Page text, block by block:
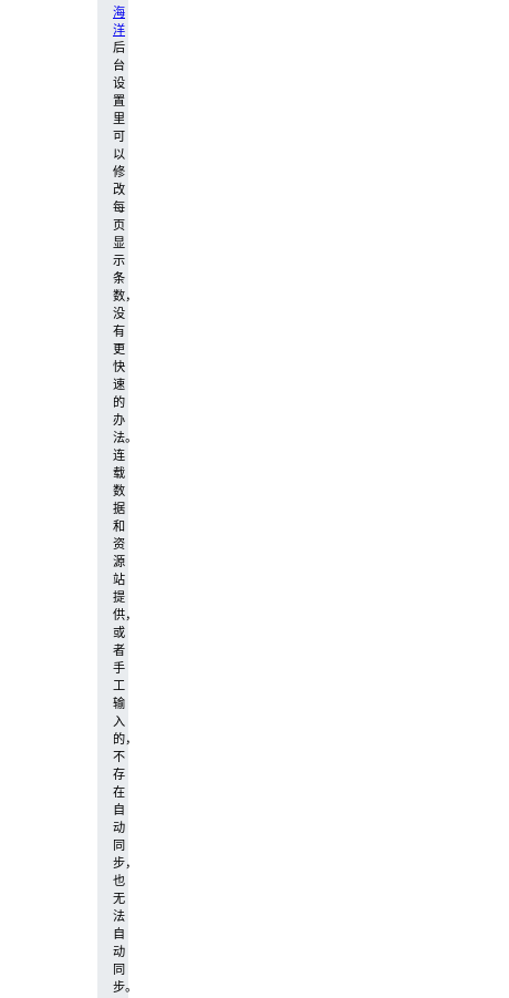
海
洋
后
台
设
置
里
可
以
修
改
每
页
显
示
条
数，
没
有
更
快
速
的
办
法。
连
载
数
据
和
资
源
站
提
供，
或
者
手
工
输
入
的，
不
存
在
自
动
同
步，
也
无
法
自
动
同
步。